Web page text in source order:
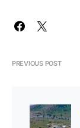
PREVIOUS POST